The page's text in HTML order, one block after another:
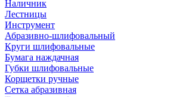
Наличник
Лестницы
Инструмент
Абразивно-шлифовальный
Круги шлифовальные
Бумага наждачная
Губки шлифовальные
Корщетки ручные
Сетка абразивная